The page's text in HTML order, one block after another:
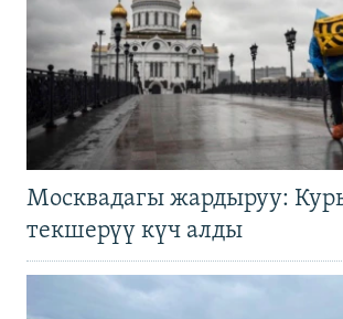
Москвадагы жардыруу:
текшерүү күч алды